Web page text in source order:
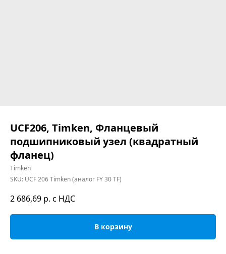
UCF206, Timken, Фланцевый
подшипниковый узел (квадратный
фланец)
Timken
SKU: UCF 206 Timken (аналог FY 30 TF)
2 686,69 р. с НДС
В корзину